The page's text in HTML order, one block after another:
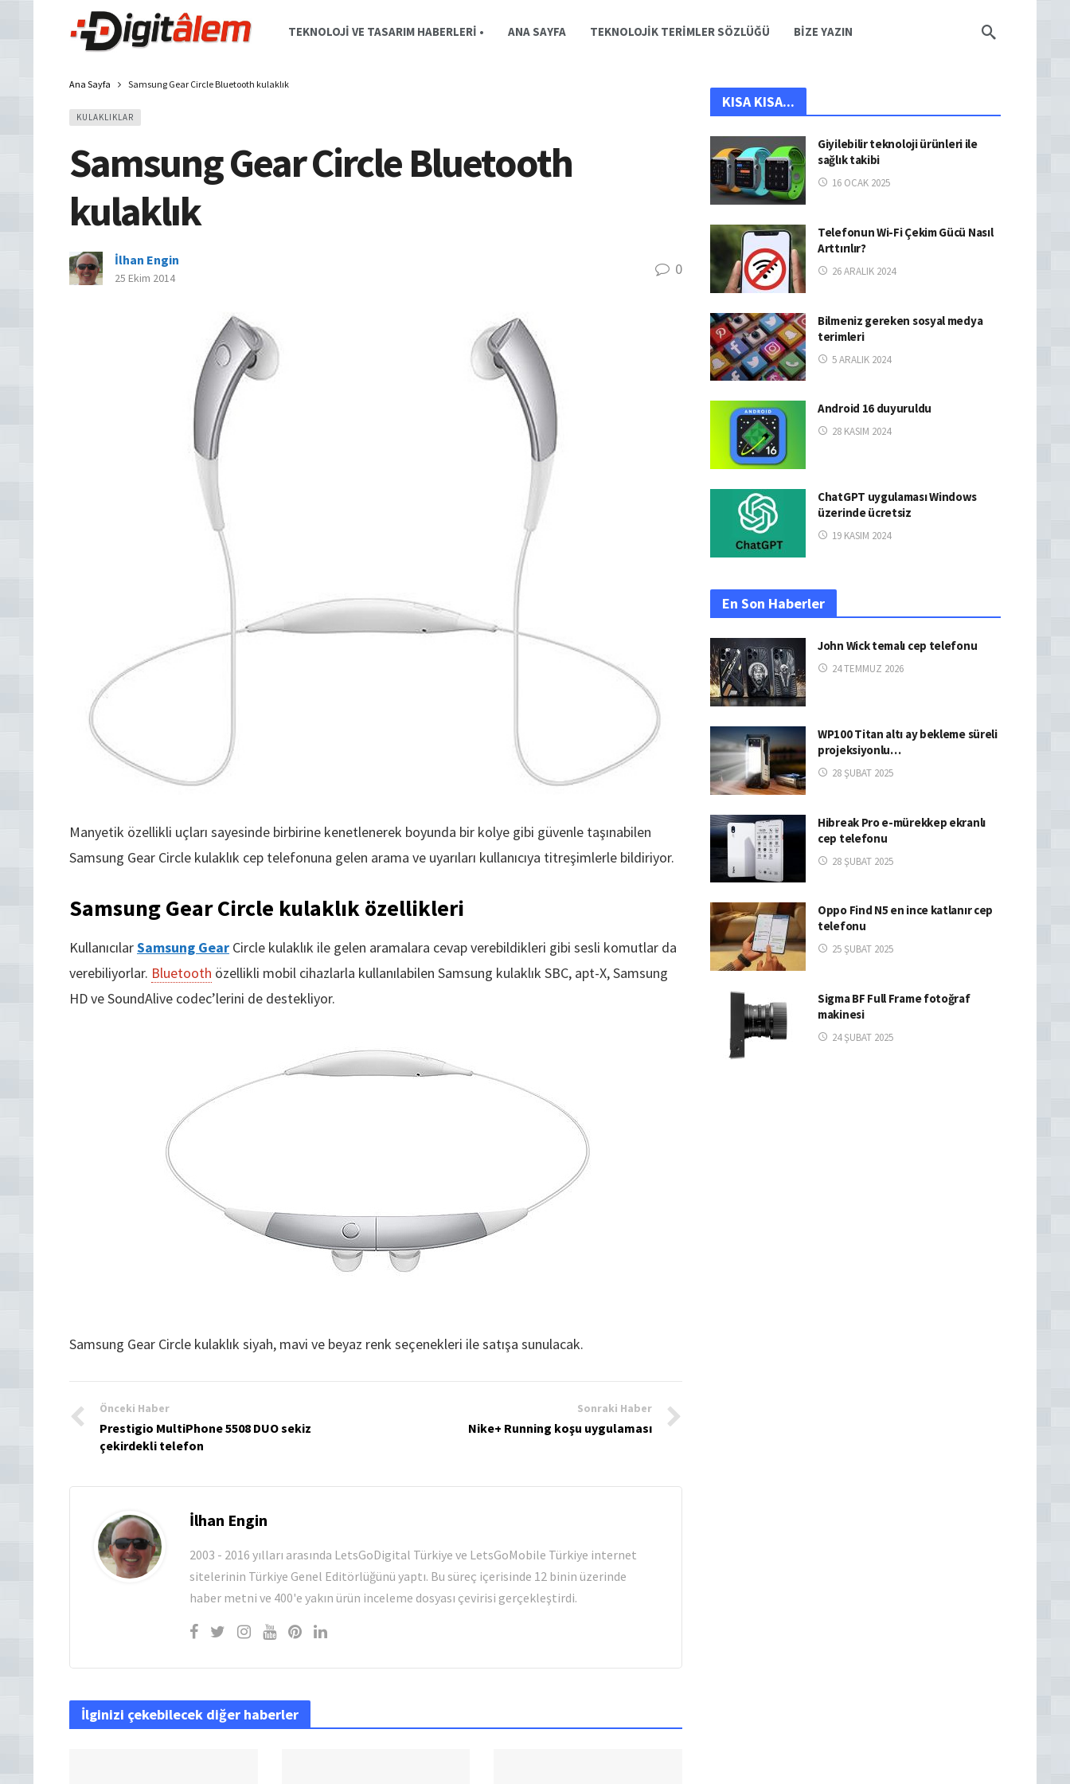
TEKNOLOJI VE TASARIM HABERLERI • ANA SAYFA TEKNOLOJIK TERIMLER SÖZLÜĞÜ BIZE YAZIN
Ana Sayfa Samsung Gear Circle Bluetooth kulaklık
KULAKLIKLAR
Samsung Gear Circle Bluetooth
kulaklık
İlhan Engin
25 Ekim 2014 0
Manyetik özellikli uçları sayesinde birbirine kenetlenerek boyunda bir kolye gibi güvenle taşınabilen
Samsung Gear Circle kulaklık cep telefonuna gelen arama ve uyarıları kullanıcıya titreşimlerle bildiriyor.
Samsung Gear Circle kulaklık özellikleri
KullanıcılarSamsung Gear Circle kulaklık ile gelen aramalara cevap verebildikleri gibi sesli komutlar da
verebiliyorlar. Bluetooth özellikli mobil cihazlarla kullanılabilen Samsung kulaklık SBC, apt-X, Samsung
HD ve SoundAlive codec’lerini de destekliyor.
Samsung Gear Circle kulaklık siyah, mavi ve beyaz renk seçenekleri ile satışa sunulacak.
Önceki Haber
Prestigio MultiPhone 5508 DUO sekiz
çekirdekli telefon
Sonraki Haber
Nike+ Running koşu uygulaması
İlhan Engin
2003 - 2016 yılları arasında LetsGoDigital Türkiye ve LetsGoMobile Türkiye internet
sitelerinin Türkiye Genel Editörlüğünü yaptı. Bu süreç içerisinde 12 binin üzerinde
haber metni ve 400'e yakın ürün inceleme dosyası çevirisi gerçekleştirdi.
İlginizi çekebilecek diğer haberler
KISA KISA...
Giyilebilir teknoloji ürünleri ile
sağlık takibi
16 OCAK 2025
Telefonun Wi-Fi Çekim Gücü Nasıl
Arttırılır?
26 ARALIK 2024
Bilmeniz gereken sosyal medya
terimleri
5 ARALIK 2024
Android 16 duyuruldu
28 KASIM 2024
ChatGPT uygulaması Windows
üzerinde ücretsiz
19 KASIM 2024
En Son Haberler
John Wick temalı cep telefonu
24 TEMMUZ 2026
WP100 Titan altı ay bekleme süreli
projeksiyonlu…
28 ŞUBAT 2025
Hibreak Pro e-mürekkep ekranlı
cep telefonu
28 ŞUBAT 2025
Oppo Find N5 en ince katlanır cep
telefonu
25 ŞUBAT 2025
Sigma BF Full Frame fotoğraf
makinesi
24 ŞUBAT 2025